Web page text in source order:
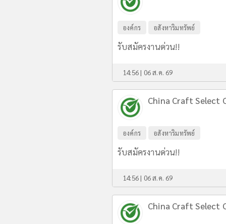
องค์กร อสังหาริมทรัพย์
รับสมัครงานด่วน!!
14:56 | 06 ส.ค. 69
China Craft Select
องค์กร อสังหาริมทรัพย์
รับสมัครงานด่วน!!
14:56 | 06 ส.ค. 69
China Craft Select